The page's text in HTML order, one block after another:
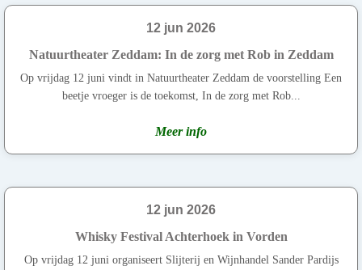
12 jun 2026
Natuurtheater Zeddam: In de zorg met Rob in Zeddam
Op vrijdag 12 juni vindt in Natuurtheater Zeddam de voorstelling Een
beetje vroeger is de toekomst, In de zorg met Rob...
Meer info
12 jun 2026
Whisky Festival Achterhoek in Vorden
Op vrijdag 12 juni organiseert Slijterij en Wijnhandel Sander Pardijs